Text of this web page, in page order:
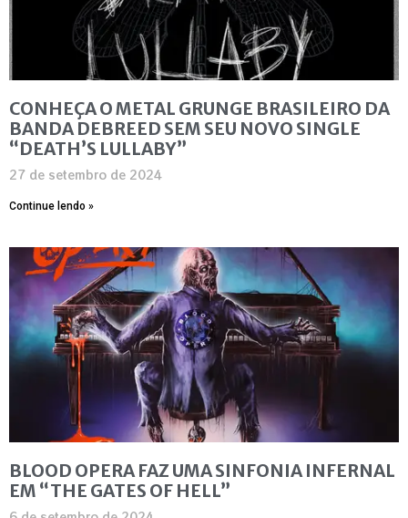
CONHEÇA O METAL GRUNGE BRASILEIRO DA
BANDA DEBREED SEM SEU NOVO SINGLE
“DEATH’S LULLABY”
27 de setembro de 2024
Continue lendo »
BLOOD OPERA FAZ UMA SINFONIA INFERNAL
EM “THE GATES OF HELL”